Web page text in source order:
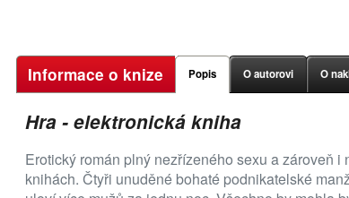
Informace o knize Popis O autorovi O
Hra - elektronická kniha
Erotický román plný nezřízeného sexu a zároveň
knihách. Čtyři unuděné bohaté podnikatelské